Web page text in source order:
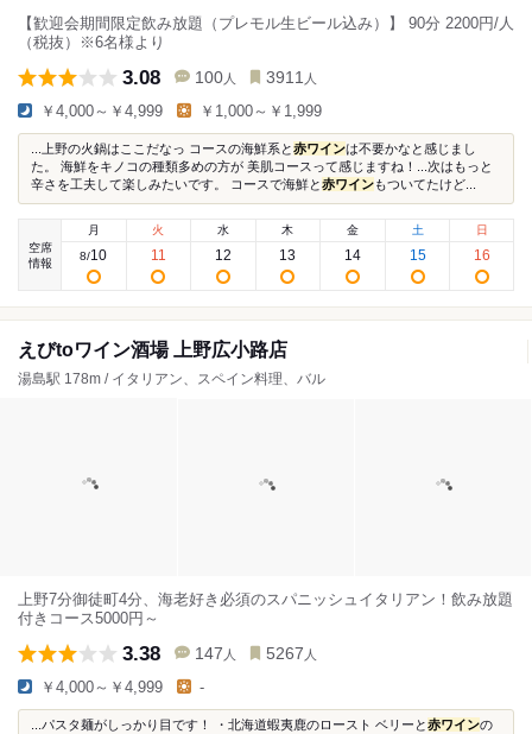
【歓迎会期間限定飲み放題（プレモル生ビール込み）】 90分 2200円/人
（税抜）※6名様より
3.08 100 人 3911 人
￥4,000～￥4,999 ￥1,000～￥1,999
...上野の火鍋はここだなっ コースの海鮮系と赤ワインは不要かなと感じまし
た。 海鮮をキノコの種類多めの方が 美肌コースって感じますね！...次はもっと
辛さを工夫して楽しみたいです。 コースで海鮮と赤ワインもついてたけど...
空席
情報
月
8/10
火
11
水
12
木
13
金
14
土
15
日
16
えびtoワイン酒場 上野広小路店
湯島駅 178m / イタリアン、スペイン料理、バル
上野7分御徒町4分、海老好き必須のスパニッシュイタリアン！飲み放題
付きコース5000円～
3.38 147 人 5267 人
￥4,000～￥4,999 -
...パスタ麺がしっかり目です！ ・北海道蝦夷鹿のロースト ベリーと赤ワインの